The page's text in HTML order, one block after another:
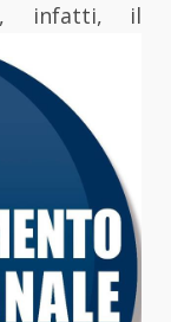
infatti, il